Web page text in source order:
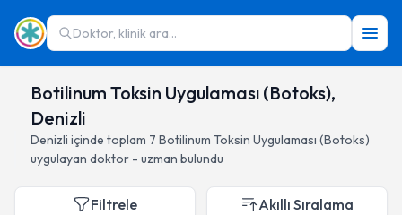
Doktor, klinik ara...
Botilinum Toksin Uygulaması (Botoks),
Denizli
Denizli içinde toplam 7 Botilinum Toksin Uygulaması (Botoks)
uygulayan doktor - uzman bulundu
Filtrele Akıllı Sıralama